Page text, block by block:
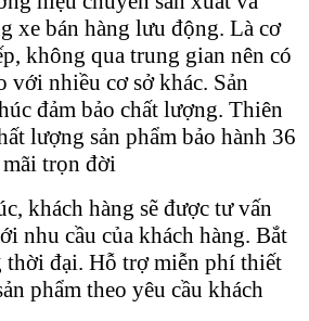
xe bán hàng lưu động. Là cơ
không qua trung gian nên có
với nhiều cơ sở khác. Sản
đảm bảo chất lượng. Thiên
lượng sản phẩm bảo hành 36
trọn đời
khách hàng sẽ được tư vấn
nhu cầu của khách hàng. Bắt
đại. Hỗ trợ miễn phí thiết
phẩm theo yêu cầu khách